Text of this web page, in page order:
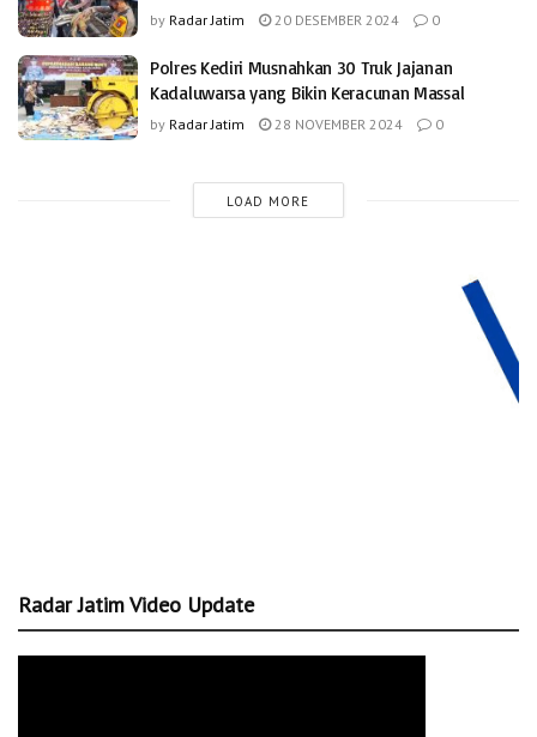
by Radar Jatim 20 DESEMBER 2024 0
Polres Kediri Musnahkan 30 Truk Jajanan
Kadaluwarsa yang Bikin Keracunan Massal
by Radar Jatim 28 NOVEMBER 2024 0
LOAD MORE
Radar Jatim Video Update